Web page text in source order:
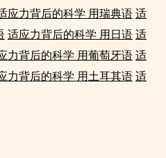
应力背后的科学 用瑞典语 适
适应力背后的科学 用日语 适
力背后的科学 用葡萄牙语 适
力背后的科学 用土耳其语 适